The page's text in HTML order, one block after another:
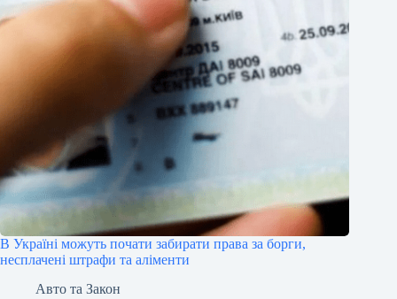
В Україні можуть почати забирати права за борги,
несплачені штрафи та аліменти
Авто та Закон